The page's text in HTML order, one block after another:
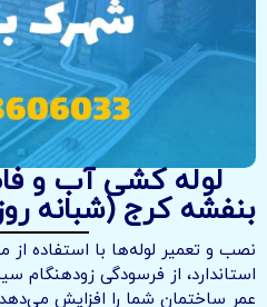
لوله کشی آب و
بنفشه کرج (شبانه
نصب و تعمیر لوله‌ها با استفاده
استاندارد، از فرسودگی زودهنگام
عمر ساختمان شما را افزایش